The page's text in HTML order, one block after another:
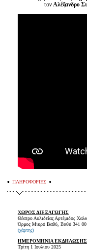
τον Αλέξανδρο
ΠΛΗΡΟΦΟΡΙΕΣ
ΧΩΡΟΣ ΔΙΕΞΑΓΩΓΗΣ
Θέατρο Αυλιδείας Αρτέμιδος
Όρμος Μικρό Βαθύ, Βαθύ 341 00
(χάρτης)
ΗΜΕΡΟΜΗΝΙΑ ΕΚΔΗΛΩΣΗΣ
Τρίτη 1 Ιουλίου 2025